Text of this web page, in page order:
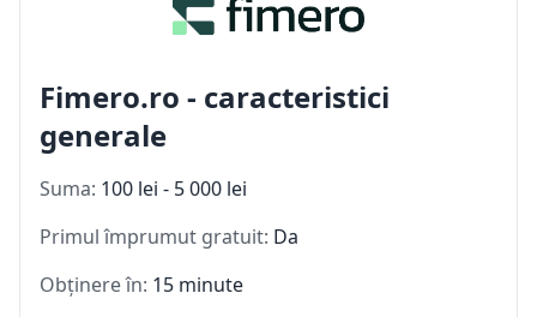
Fimero.ro - caracteristici
generale
Suma: 100 lei - 5 000 lei
Primul împrumut gratuit: Da
Obținere în: 15 minute